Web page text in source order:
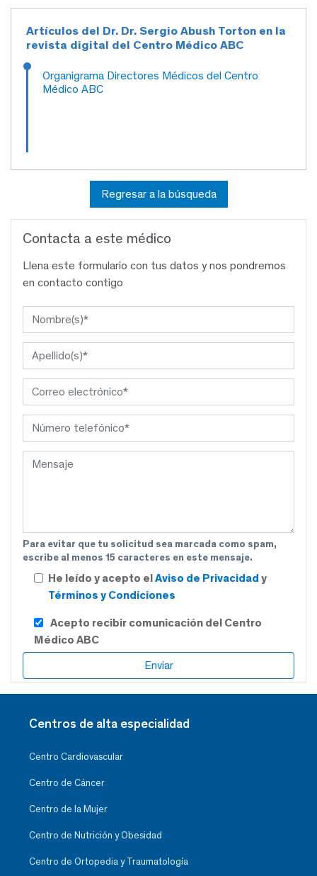
Artículos del Dr. Dr. Sergio Abush Torton en la
revista digital del Centro Médico ABC
Organigrama Directores Médicos del Centro
Médico ABC
Regresar a la búsqueda
Contacta a este médico
Llena este formulario con tus datos y nos pondremos
en contacto contigo
Para evitar que tu solicitud sea marcada como spam,
escribe al menos 15 caracteres en este mensaje.
He leído y acepto elAviso de Privacidad y
Términos y Condiciones
Acepto recibir comunicación del Centro
Médico ABC
Centros de alta especialidad
Centro Cardiovascular
Centro de Cáncer
Centro de la Mujer
Centro de Nutrición y Obesidad
Centro de Ortopedia y Traumatología